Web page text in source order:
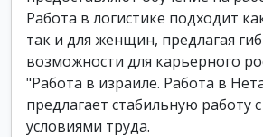
Работа в логистике подходит
так и для женщин, предлагая
возможности для карьерного
"Работа в израиле. Работа в
предлагает стабильную работу
условиями труда.